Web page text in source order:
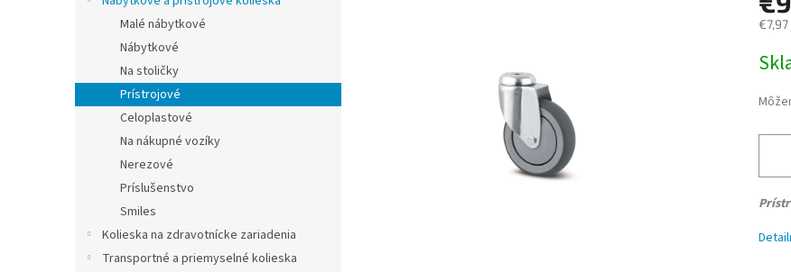
Malé nábytkové
Nábytkové
Na stoličky
Prístrojové
Celoplastové
Na nákupné vozíky
Nerezové
Príslušenstvo
Smiles
Kolieska na zdravotnícke zariadenia
Transportné a priemyselné kolieska
€7,97
cena: